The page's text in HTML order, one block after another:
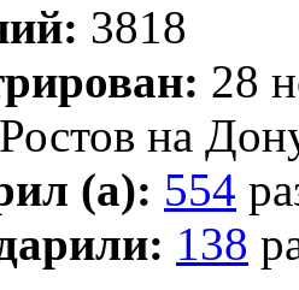
3818
28
Ростов на
(а): 554
138